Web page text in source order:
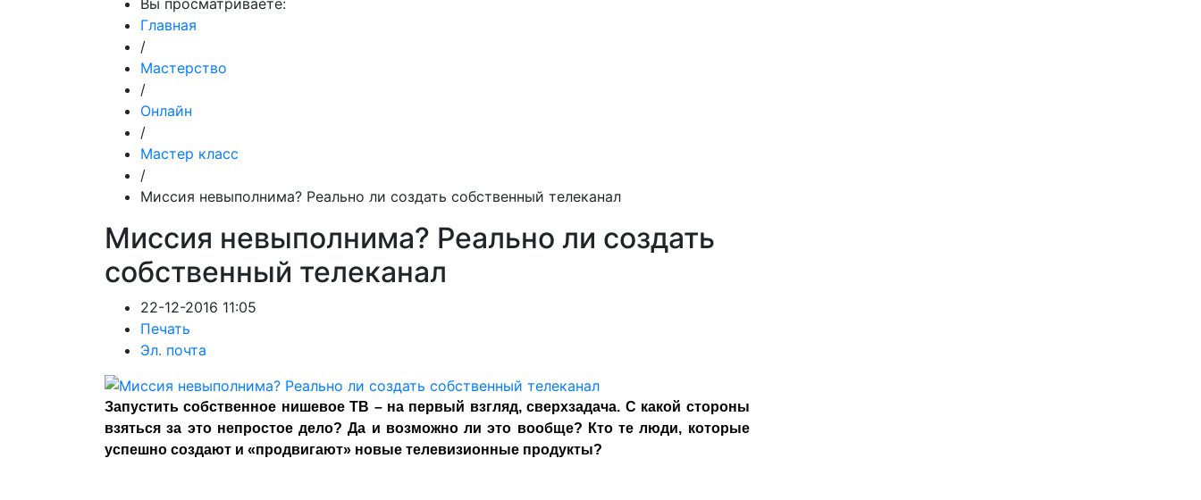
Вы просматриваете:
Главная
/
Мастерство
/
Онлайн
/
Мастер класс
/
Миссия невыполнима? Реально ли создать собственный телеканал
Миссия невыполнима? Реально ли создать
собственный телеканал
22-12-2016 11:05
Печать
Эл. почта
Запустить собственное нишевое ТВ – на первый взгляд, сверхзадача. С какой стороны
взяться за это непростое дело? Да и возможно ли это вообще? Кто те люди, которые
успешно создают и «продвигают» новые телевизионные продукты?